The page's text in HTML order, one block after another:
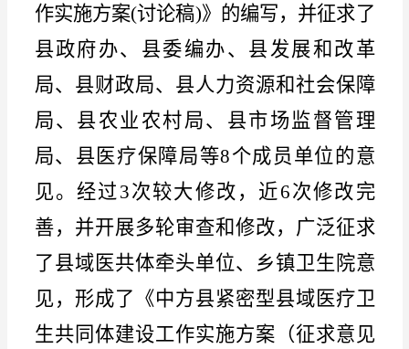
作实施方案(讨论稿)》的编写，并征求了
县政府办、县委编办、县发展和改革
局、县财政局、县人力资源和社会保障
局、县农业农村局、县市场监督管理
局、县医疗保障局等8个成员单位的意
见。经过3次较大修改，近6次修改完
善，并开展多轮审查和修改，广泛征求
了县域医共体牵头单位、乡镇卫生院意
见，形成了《中方县紧密型县域医疗卫
生共同体建设工作实施方案（征求意见